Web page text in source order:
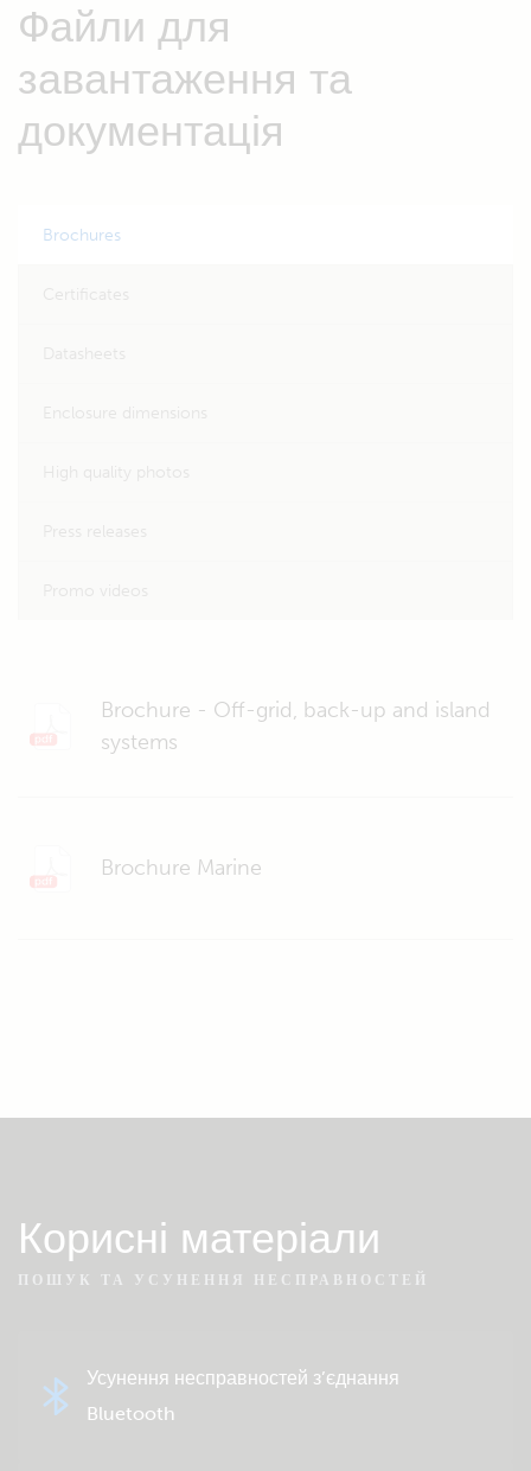
Файли для
завантаження та
документація
Brochures
Brochure - Off-grid, back-up and island
systems
Brochure Marine
Корисні матеріали
ПОШУК ТА УСУНЕННЯ НЕСПРАВНОСТЕЙ
Усунення несправностей з’єднання
Bluetooth